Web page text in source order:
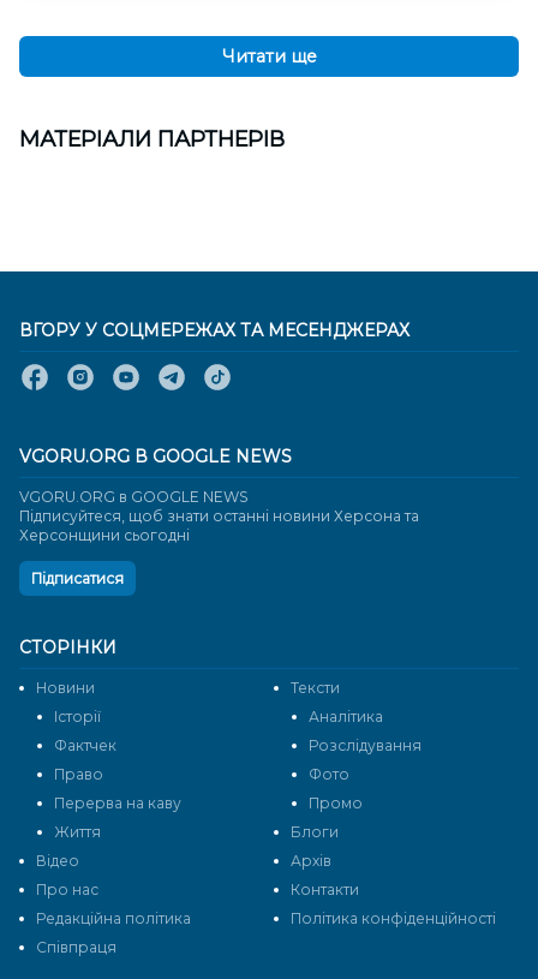
Читати ще
МАТЕРІАЛИ ПАРТНЕРІВ
СТОРІНКИ
Новини
Тексти
Історії
Аналітика
Фактчек
Розслідування
Право
Фото
Перерва на каву
Промо
Життя
Блоги
Відео
Архів
Про нас
Контакти
Редакційна політика
Політика конфіденційності
Cпівпраця
ВГОРУ У СОЦМЕРЕЖАХ ТА МЕСЕНДЖЕРАХ
VGORU.ORG В GOOGLE NEWS
VGORU.ORG в GOOGLE NEWS
Підписуйтеся, щоб знати останні новини Херсона та
Херсонщини сьогодні
Підписатися